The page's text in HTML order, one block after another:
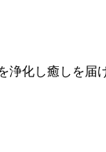
化し癒しを届